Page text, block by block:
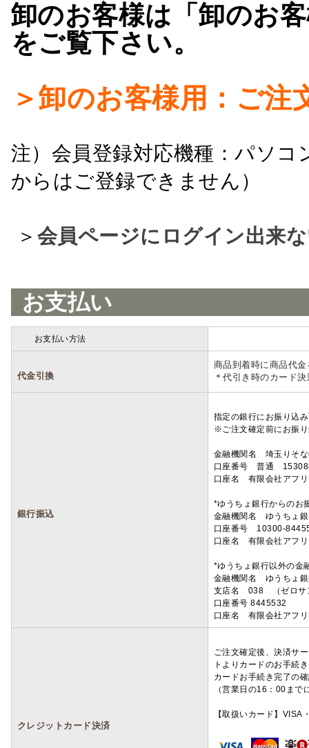
卸のお客様は「卸のお
をご覧下さい。
＞卸のお客様用：ご注
注）会員登録対応機種：パソ
からはご登録できません）
＞ 会員ページにログイン出来
お支払い
お支払い方法
代金引換
商品到着時に商品代
＊代引き時のカード
銀行振込
指定の銀行にお振り込
※ご注文確定前にお振
金融機関名 埼玉りそ
口座番号 普通
口座名 有限会社アフ
*ゆうちょ銀行からのお
金融機関名 ゆうちょ
口座番号 10300-
口座名 有限会社アフ
*ゆうちょ銀行以外の金
金融機関名 ゆうちょ
支店名 038 （ゼロサ
口座番号 8445532
口座名 有限会社アフ
クレジットカード決済
ご注文確定後、決済サ
トよりカードのお手続
カードお手続き完了の
（営業日の16：00ま
【取扱いカード】